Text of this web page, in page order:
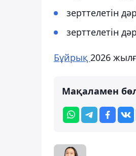
зерттелетін
зерттелетін
Бұйрық 2026
Мақаламен